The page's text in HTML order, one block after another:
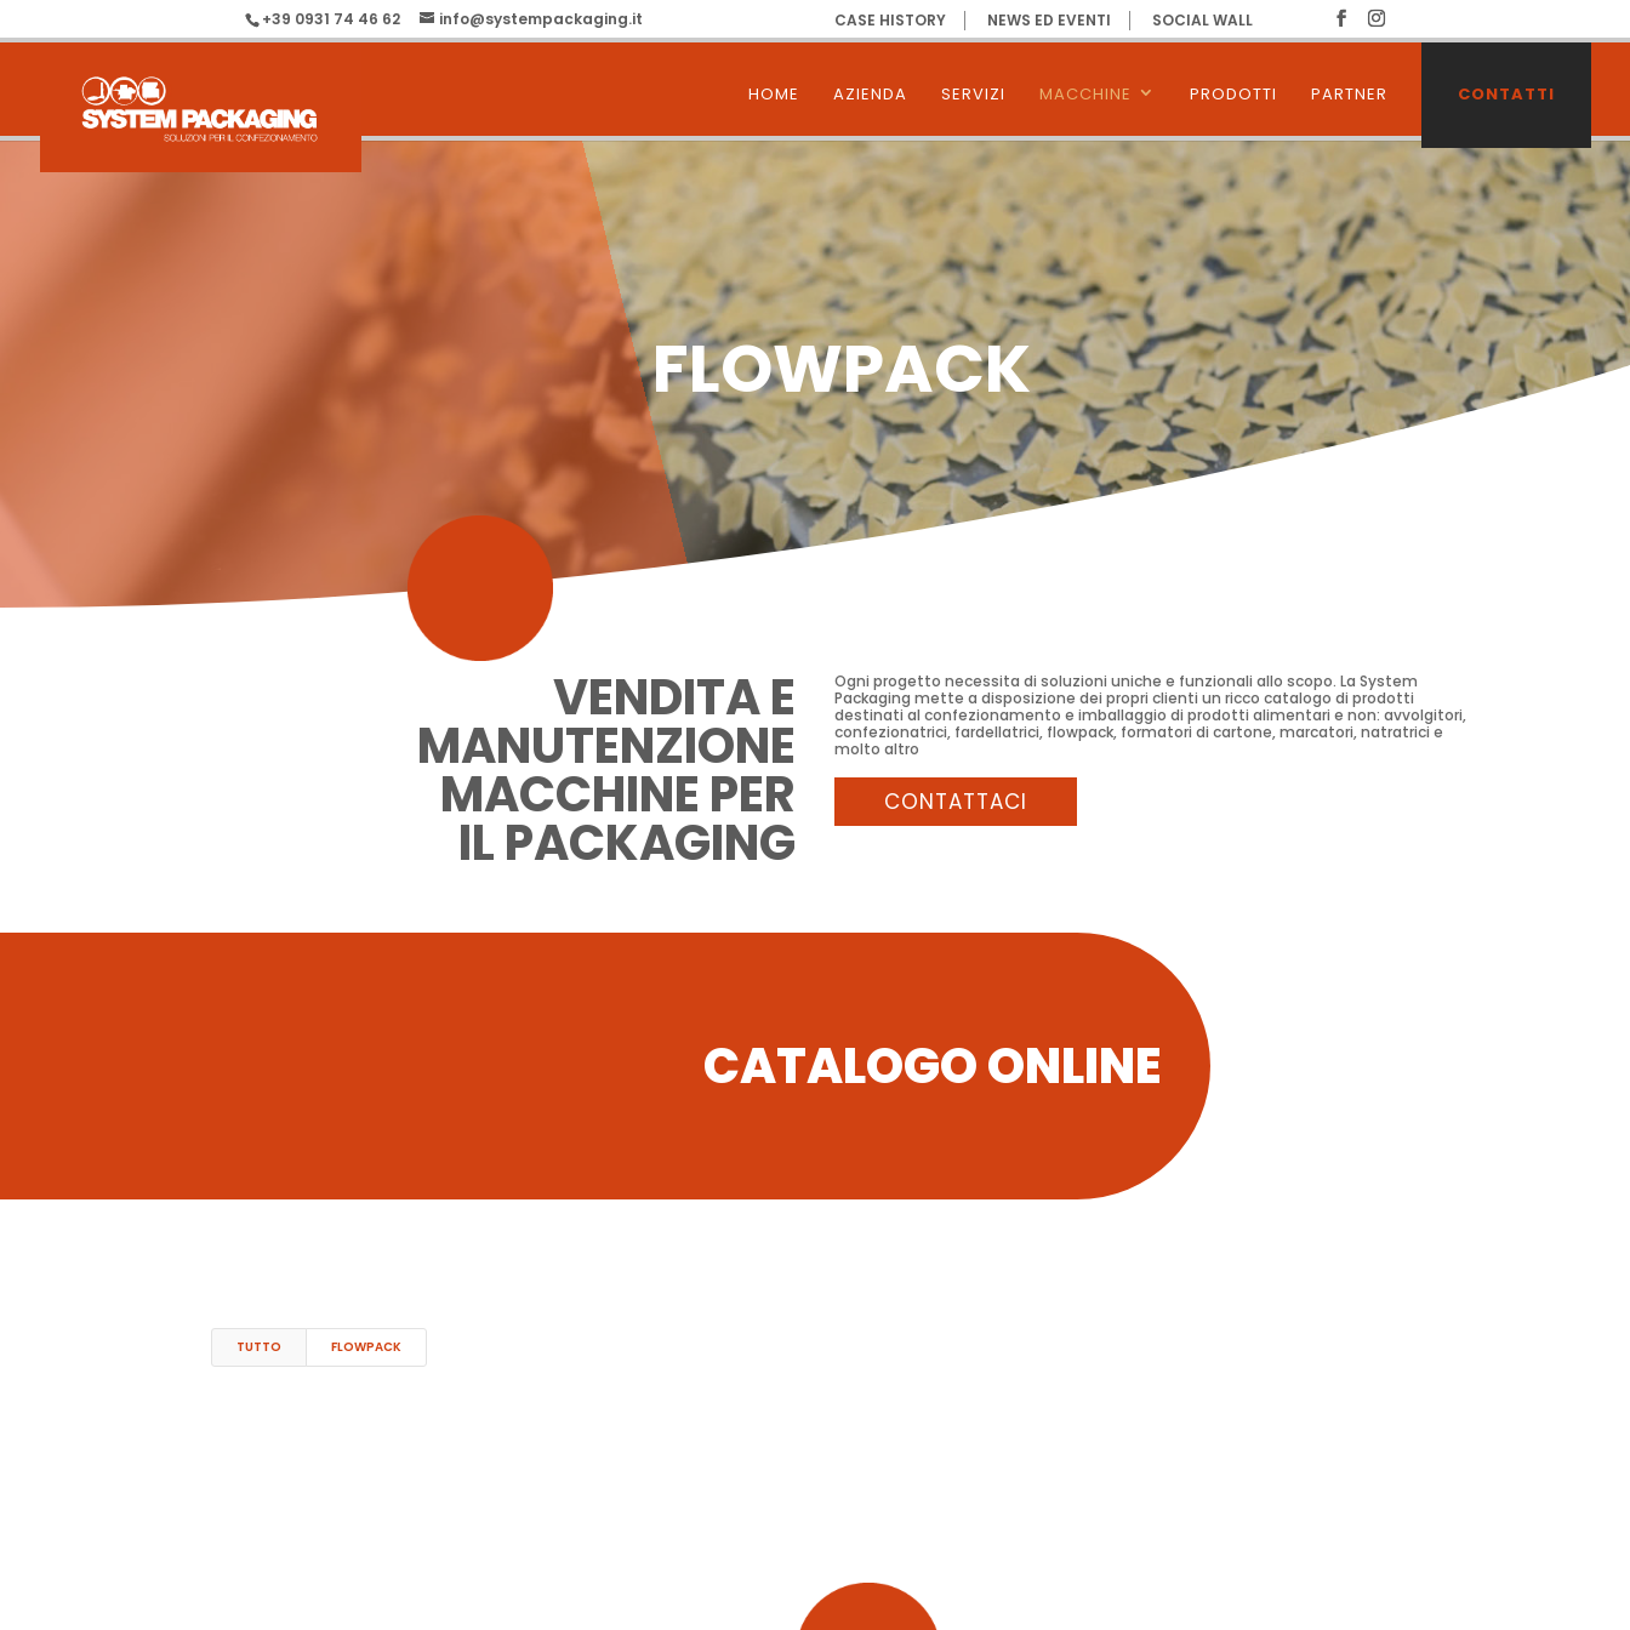
+39 0931 74 46 62 info@systempackaging.it CASE HISTORY NEWS ED EVENTI SOCIAL WALL
HOME AZIENDA SERVIZI MACCHINE PRODOTTI PARTNER CONTATTI
FLOWPACK
VENDITA E
MANUTENZIONE
MACCHINE PER
IL PACKAGING
Ogni progetto necessita di soluzioni uniche e funzionali allo scopo. La System
Packaging mette a disposizione dei propri clienti un ricco catalogo di prodotti
destinati al confezionamento e imballaggio di prodotti alimentari e non: avvolgitori,
confezionatrici, fardellatrici, flowpack, formatori di cartone, marcatori, natratrici e
molto altro
CONTATTACI
CATALOGO ONLINE
TUTTO FLOWPACK